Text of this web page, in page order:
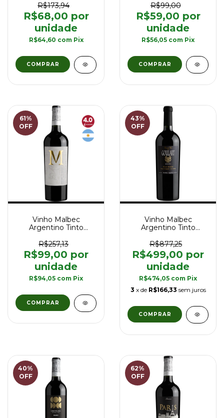
Selection 750 ml
R$173,94
R$68,00
R$64,60 com Pix
R$99,00
R$59,00
R$56,05 com Pix
61%
OFF
Vinho Malbec
Argentino Tinto
Reserva Altura 750 ml
R$257,13
R$99,00
R$94,05 com Pix
43%
OFF
Vinho Malbec
Argentino Tinto
Black Edition Single
Vineyard 2021 - 750 ml
R$877,25
R$499,00
R$474,05 com Pix
3 x de R$166,33 sem juros
40%
OFF
62%
OFF